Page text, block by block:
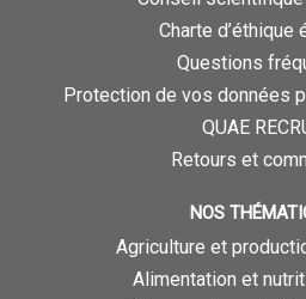
Charte d’éthique
Questions
Protection de vos données
QUAE
Retours et
NOS
Agriculture et
Alimentation et